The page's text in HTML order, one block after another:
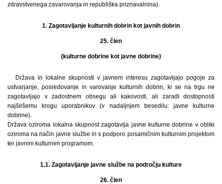
zdravstvenega zavarovanja in republiška priznavalnina).
1. Zagotavljanje kulturnih dobrin kot javnih dobrin
25. člen
(kulturne dobrine kot javne dobrine)
Država in lokalne skupnosti v javnem interesu zagotavljajo pogoje za
ustvarjanje, posredovanje in varovanje kulturnih dobrin, ki se na trgu ne
zagotavljajo v zadostnem obsegu ali kakovosti, ali zaradi dostopnosti
najširšemu krogu uporabnikov (v nadaljnjem besedilu: javne kulturne
dobrine).
Država oziroma lokalna skupnost zagotavlja javne kulturne dobrine v obliki
oziroma na način javne službe in s podporo posamičnim kulturnim projektom
ter javnim kulturnim programom.
1.1. Zagotavljanje javne službe na področju kulture
26. člen